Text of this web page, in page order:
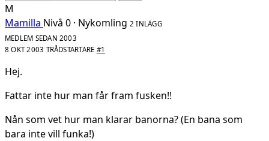
M
Mamilla Nivå 0 · Nykomling 2 INLÄGG
MEDLEM SEDAN 2003
8 OKT 2003 TRÅDSTARTARE #1
Hej.
Fattar inte hur man får fram fusken!!
Nån som vet hur man klarar banorna? (En bana som
bara inte vill funka!)